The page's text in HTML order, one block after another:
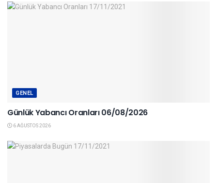
GENEL
Günlük Yabancı Oranları 06/08/2026
6 AĞUSTOS 2026